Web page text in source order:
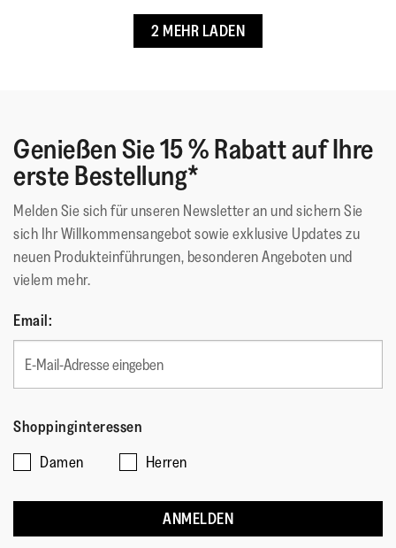
für ein sanftes Hautgefühl von Kleinkindern, der seine
Dämpfung beibehält • Einteiliges Design und solider
Obermaterial:
EVA
Futtermaterial:
Ungefüttert
Verschluss
Adjustable Hook-and-Loop Back
Strap
Sohlen-Material
Sohlentechnologie
2 MEHR LADEN
Genießen Sie 15 % Rabatt auf Ihre
erste Bestellung*
Melden Sie sich für unseren Newsletter an und sichern Sie
sich Ihr Willkommensangebot sowie exklusive Updates zu
neuen Produkteinführungen, besonderen Angeboten und
vielem mehr.
Email:
Shoppinginteressen
Damen
Herren
ANMELDEN